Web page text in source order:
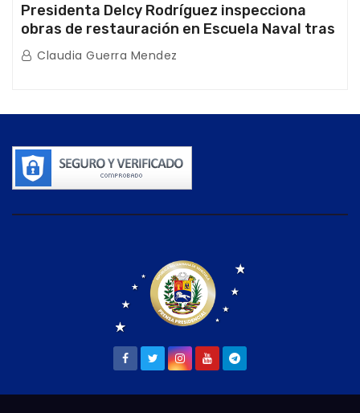
Presidenta Delcy Rodríguez inspecciona
obras de restauración en Escuela Naval tras
afectaciones sísmicas en La Guaira
Claudia Guerra Mendez